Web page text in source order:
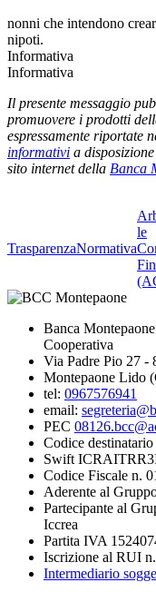
nonni che intendono
nipoti.
Informativa
Informativa
Il presente messaggio
promuovere i prodotti
espressamente riportate
informativi a
sito internet della Banca
TrasparenzaNormativa
le
Banca
Cooperativa
Via Padre Pio 27 -
Montepaone Lido
tel: 0967576941
email:
PEC
Codice
Swift
Codice Fiscale n.
Aderente al
Partecipante al
Iccrea
Partita IVA
Iscrizione al RUI n.
Intermediario